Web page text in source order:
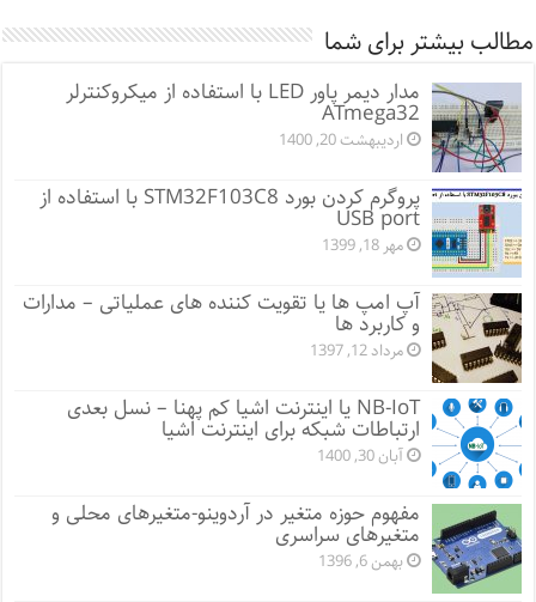
مطالب بیشتر برای شما
مدار دیمر پاور LED با استفاده از میکروکنترلر
ATmega32
اردیبهشت 20, 1400
پروگرم کردن بورد STM32F103C8 با استفاده از
USB port
مهر 18, 1399
آپ امپ ها یا تقویت کننده های عملیاتی – مدارات
و کاربرد ها
مرداد 12, 1397
NB-IoT یا اینترنت اشیا کم پهنا – نسل بعدی
ارتباطات شبکه برای اینترنت اشیا
آبان 30, 1400
مفهوم حوزه متغیر در آردوینو-متغیرهای محلی و
متغیرهای سراسری
بهمن 6, 1396